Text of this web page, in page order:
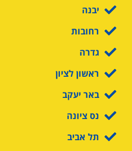
יבנה
רחובות
גדרה
ראשון לציון
באר יעקב
נס ציונה
תל אביב